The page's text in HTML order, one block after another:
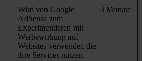
Wird von Google
AdSense zum
Experimentieren mit
Werbewirkung auf
Websites verwendet, die
ihre Services nutzen.
3 Monate